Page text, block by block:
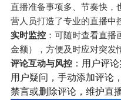
直播准备事项多、节奏快，
营人员打造了专业的直播中
实时监控：可随时查看直播
金额），方便及时应对突发
评论互动与风控：用户评
用户疑问，手动添加评论
禁言或删除评论，维护直